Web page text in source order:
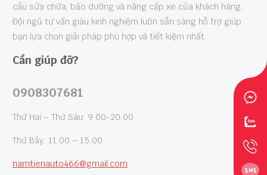
cầu sửa chữa, bảo dưỡng và nâng cấp xe của khách hàng.
Đội ngũ tư vấn giàu kinh nghiệm luôn sẵn sàng hỗ trợ giúp
bạn lựa chọn giải pháp phù hợp và tiết kiệm nhất.
Cần giúp đỡ?
0908307681
Thứ Hai – Thứ Sáu: 9:00-20:00
Thứ Bảy: 11:00 – 15:00
namtienauto466@gmail.com